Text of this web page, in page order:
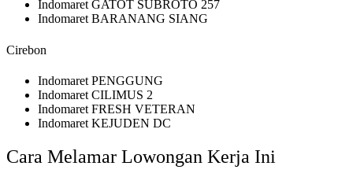
Indomaret GATOT SUBROTO 257
Indomaret BARANANG SIANG
Cirebon
Indomaret PENGGUNG
Indomaret CILIMUS 2
Indomaret FRESH VETERAN
Indomaret KEJUDEN DC
Cara Melamar Lowongan Kerja Ini